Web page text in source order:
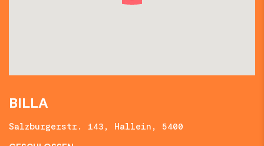
BILLA
Salzburgerstr. 143, Hallein, 5400